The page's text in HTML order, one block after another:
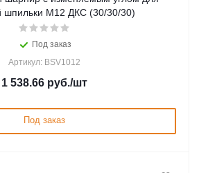
шпильки М12 ДКС (30/30/30)
Под заказ
Артикул: BSV1012
1 538.66 руб./шт
Под заказ